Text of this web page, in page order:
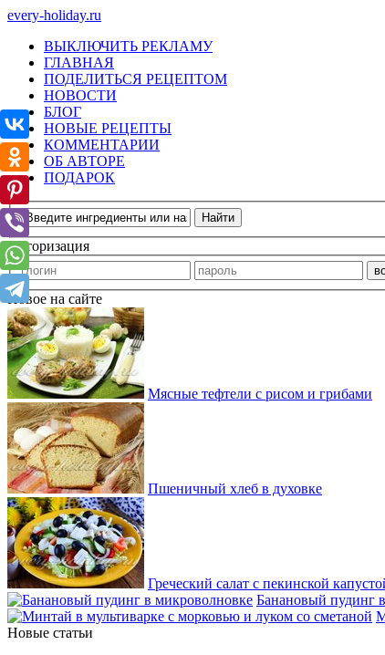
every-holiday.ru
ВЫКЛЮЧИТЬ РЕКЛАМУ
ГЛАВНАЯ
ПОДЕЛИТЬСЯ РЕЦЕПТОМ
НОВОСТИ
БЛОГ
НОВЫЕ РЕЦЕПТЫ
КОММЕНТАРИИ
ОБ АВТОРЕ
ПОДАРОК
Авторизация
Новое на сайте
Мясные тефтели с рисом и грибами
Пшеничный хлеб в духовке
Греческий салат с пекинской
Банановый пудинг
Новые статьи